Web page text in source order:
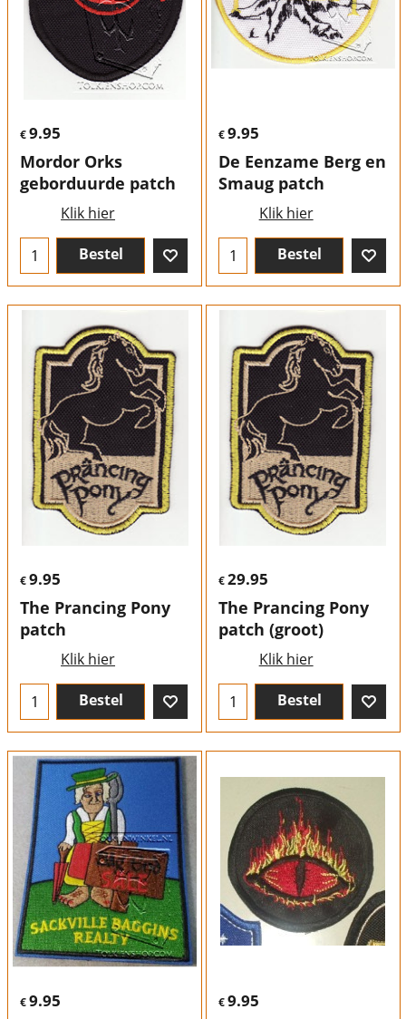
€9.95
Mordor Orks
geborduurde patch
Klik hier
Bestel
€9.95
De Eenzame Berg en
Smaug patch
Klik hier
Bestel
€9.95
The Prancing Pony
patch
Klik hier
Bestel
€29.95
The Prancing Pony
patch (groot)
Klik hier
Bestel
€9.95 €9.95